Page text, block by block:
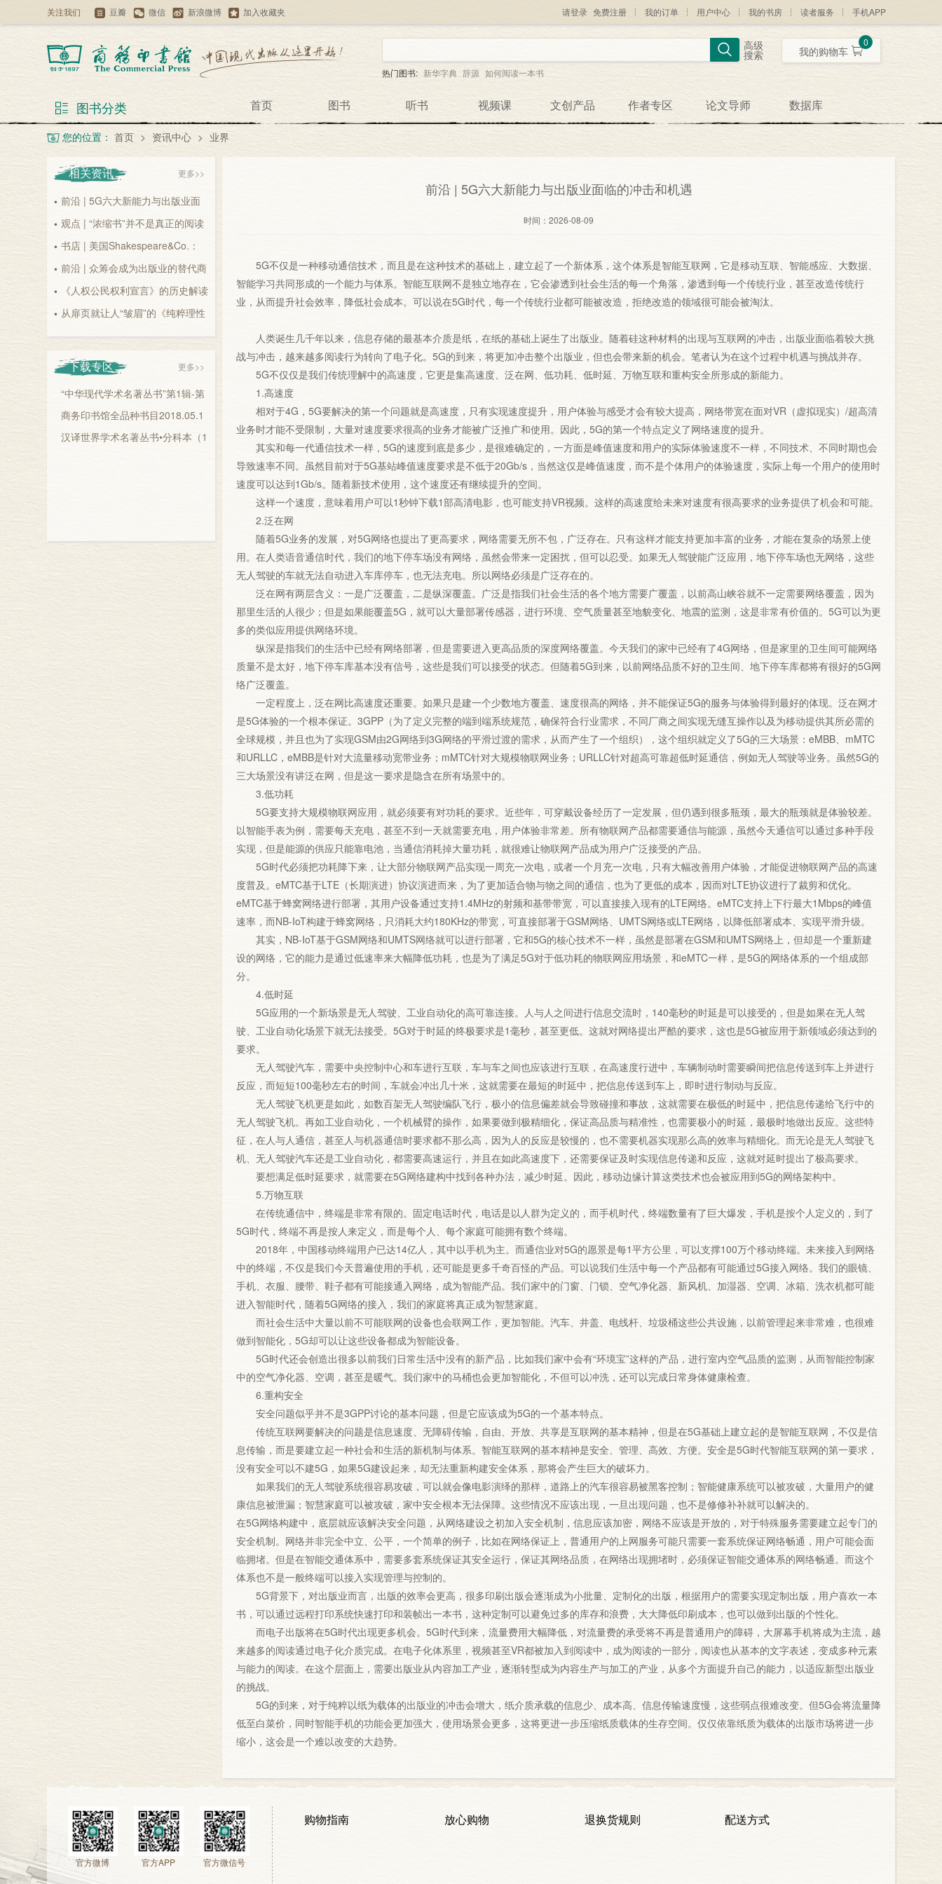
关注我们 豆瓣 微信 新浪微博 加入收藏夹 请登录 免费注册 我的订单 用户中心 我的书房 读者服务 手机APP
高级
搜索
热门图书: 新华字典 辞源 如何阅读一本书
我的购物车
0
图书分类 首页 图书 听书 视频课 文创产品 作者专区 论文导师 数据库
您的位置： 首页 > 资讯中心 > 业界
前沿 | 5G六大新能力与出版业面临的冲击和机遇
时间： 2026-08-09
5G不仅是一种移动通信技术，而且是在这种技术的基础上，建立起了一个新体系，这个体系是智能互联网，它是移动互联、智能感应、大数据、
智能学习共同形成的一个能力与体系。智能互联网不是独立地存在，它会渗透到社会生活的每一个角落，渗透到每一个传统行业，甚至改造传统行
业，从而提升社会效率，降低社会成本。可以说在5G时代，每一个传统行业都可能被改造，拒绝改造的领域很可能会被淘汰。
人类诞生几千年以来，信息存储的最基本介质是纸，在纸的基础上诞生了出版业。随着硅这种材料的出现与互联网的冲击，出版业面临着较大挑
战与冲击，越来越多阅读行为转向了电子化。5G的到来，将更加冲击整个出版业，但也会带来新的机会。笔者认为在这个过程中机遇与挑战并存。
5G不仅仅是我们传统理解中的高速度，它更是集高速度、泛在网、低功耗、低时延、万物互联和重构安全所形成的新能力。
1.高速度
相对于4G，5G要解决的第一个问题就是高速度，只有实现速度提升，用户体验与感受才会有较大提高，网络带宽在面对VR（虚拟现实）/超高清
业务时才能不受限制，大量对速度要求很高的业务才能被广泛推广和使用。因此，5G的第一个特点定义了网络速度的提升。
其实和每一代通信技术一样，5G的速度到底是多少，是很难确定的，一方面是峰值速度和用户的实际体验速度不一样，不同技术、不同时期也会
导致速率不同。虽然目前对于5G基站峰值速度要求是不低于20Gb/s，当然这仅是峰值速度，而不是个体用户的体验速度，实际上每一个用户的使用时
速度可以达到1Gb/s。随着新技术使用，这个速度还有继续提升的空间。
这样一个速度，意味着用户可以1秒钟下载1部高清电影，也可能支持VR视频。这样的高速度给未来对速度有很高要求的业务提供了机会和可能。
2.泛在网
随着5G业务的发展，对5G网络也提出了更高要求，网络需要无所不包，广泛存在。只有这样才能支持更加丰富的业务，才能在复杂的场景上使
用。在人类语音通信时代，我们的地下停车场没有网络，虽然会带来一定困扰，但可以忍受。如果无人驾驶能广泛应用，地下停车场也无网络，这些
无人驾驶的车就无法自动进入车库停车，也无法充电。所以网络必须是广泛存在的。
泛在网有两层含义：一是广泛覆盖，二是纵深覆盖。广泛是指我们社会生活的各个地方需要广覆盖，以前高山峡谷就不一定需要网络覆盖，因为
那里生活的人很少；但是如果能覆盖5G，就可以大量部署传感器，进行环境、空气质量甚至地貌变化、地震的监测，这是非常有价值的。5G可以为更
多的类似应用提供网络环境。
纵深是指我们的生活中已经有网络部署，但是需要进入更高品质的深度网络覆盖。今天我们的家中已经有了4G网络，但是家里的卫生间可能网络
质量不是太好，地下停车库基本没有信号，这些是我们可以接受的状态。但随着5G到来，以前网络品质不好的卫生间、地下停车库都将有很好的5G网
络广泛覆盖。
一定程度上，泛在网比高速度还重要。如果只是建一个少数地方覆盖、速度很高的网络，并不能保证5G的服务与体验得到最好的体现。泛在网才
是5G体验的一个根本保证。3GPP（为了定义完整的端到端系统规范，确保符合行业需求，不同厂商之间实现无缝互操作以及为移动提供其所必需的
全球规模，并且也为了实现GSM由2G网络到3G网络的平滑过渡的需求，从而产生了一个组织），这个组织就定义了5G的三大场景：eMBB、mMTC
和URLLC，eMBB是针对大流量移动宽带业务；mMTC针对大规模物联网业务；URLLC针对超高可靠超低时延通信，例如无人驾驶等业务。虽然5G的
三大场景没有讲泛在网，但是这一要求是隐含在所有场景中的。
3.低功耗
5G要支持大规模物联网应用，就必须要有对功耗的要求。近些年，可穿戴设备经历了一定发展，但仍遇到很多瓶颈，最大的瓶颈就是体验较差。
以智能手表为例，需要每天充电，甚至不到一天就需要充电，用户体验非常差。所有物联网产品都需要通信与能源，虽然今天通信可以通过多种手段
实现，但是能源的供应只能靠电池，当通信消耗掉大量功耗，就很难让物联网产品成为用户广泛接受的产品。
5G时代必须把功耗降下来，让大部分物联网产品实现一周充一次电，或者一个月充一次电，只有大幅改善用户体验，才能促进物联网产品的高速
度普及。eMTC基于LTE（长期演进）协议演进而来，为了更加适合物与物之间的通信，也为了更低的成本，因而对LTE协议进行了裁剪和优化。
eMTC基于蜂窝网络进行部署，其用户设备通过支持1.4MHz的射频和基带带宽，可以直接接入现有的LTE网络。eMTC支持上下行最大1Mbps的峰值
速率，而NB-IoT构建于蜂窝网络，只消耗大约180KHz的带宽，可直接部署于GSM网络、UMTS网络或LTE网络，以降低部署成本、实现平滑升级。
其实，NB-IoT基于GSM网络和UMTS网络就可以进行部署，它和5G的核心技术不一样，虽然是部署在GSM和UMTS网络上，但却是一个重新建
设的网络，它的能力是通过低速率来大幅降低功耗，也是为了满足5G对于低功耗的物联网应用场景，和eMTC一样，是5G的网络体系的一个组成部
分。
4.低时延
5G应用的一个新场景是无人驾驶、工业自动化的高可靠连接。人与人之间进行信息交流时，140毫秒的时延是可以接受的，但是如果在无人驾
驶、工业自动化场景下就无法接受。5G对于时延的终极要求是1毫秒，甚至更低。这就对网络提出严酷的要求，这也是5G被应用于新领域必须达到的
要求。
无人驾驶汽车，需要中央控制中心和车进行互联，车与车之间也应该进行互联，在高速度行进中，车辆制动时需要瞬间把信息传送到车上并进行
反应，而短短100毫秒左右的时间，车就会冲出几十米，这就需要在最短的时延中，把信息传送到车上，即时进行制动与反应。
无人驾驶飞机更是如此，如数百架无人驾驶编队飞行，极小的信息偏差就会导致碰撞和事故，这就需要在极低的时延中，把信息传递给飞行中的
无人驾驶飞机。再如工业自动化，一个机械臂的操作，如果要做到极精细化，保证高品质与精准性，也需要极小的时延，最极时地做出反应。这些特
征，在人与人通信，甚至人与机器通信时要求都不那么高，因为人的反应是较慢的，也不需要机器实现那么高的效率与精细化。而无论是无人驾驶飞
机、无人驾驶汽车还是工业自动化，都需要高速运行，并且在如此高速度下，还需要保证及时实现信息传递和反应，这就对延时提出了极高要求。
要想满足低时延要求，就需要在5G网络建构中找到各种办法，减少时延。因此，移动边缘计算这类技术也会被应用到5G的网络架构中。
5.万物互联
在传统通信中，终端是非常有限的。固定电话时代，电话是以人群为定义的，而手机时代，终端数量有了巨大爆发，手机是按个人定义的，到了
5G时代，终端不再是按人来定义，而是每个人、每个家庭可能拥有数个终端。
2018年，中国移动终端用户已达14亿人，其中以手机为主。而通信业对5G的愿景是每1平方公里，可以支撑100万个移动终端。未来接入到网络
中的终端，不仅是我们今天普遍使用的手机，还可能是更多千奇百怪的产品。可以说我们生活中每一个产品都有可能通过5G接入网络。我们的眼镜、
手机、衣服、腰带、鞋子都有可能接通入网络，成为智能产品。我们家中的门窗、门锁、空气净化器、新风机、加湿器、空调、冰箱、洗衣机都可能
进入智能时代，随着5G网络的接入，我们的家庭将真正成为智慧家庭。
而社会生活中大量以前不可能联网的设备也会联网工作，更加智能。汽车、井盖、电线杆、垃圾桶这些公共设施，以前管理起来非常难，也很难
做到智能化，5G却可以让这些设备都成为智能设备。
5G时代还会创造出很多以前我们日常生活中没有的新产品，比如我们家中会有“环境宝”这样的产品，进行室内空气品质的监测，从而智能控制家
中的空气净化器、空调，甚至是暖气。我们家中的马桶也会更加智能化，不但可以冲洗，还可以完成日常身体健康检查。
6.重构安全
安全问题似乎并不是3GPP讨论的基本问题，但是它应该成为5G的一个基本特点。
传统互联网要解决的问题是信息速度、无障碍传输，自由、开放、共享是互联网的基本精神，但是在5G基础上建立起的是智能互联网，不仅是信
息传输，而是要建立起一种社会和生活的新机制与体系。智能互联网的基本精神是安全、管理、高效、方便。安全是5G时代智能互联网的第一要求，
没有安全可以不建5G，如果5G建设起来，却无法重新构建安全体系，那将会产生巨大的破坏力。
如果我们的无人驾驶系统很容易攻破，可以就会像电影演绎的那样，道路上的汽车很容易被黑客控制；智能健康系统可以被攻破，大量用户的健
康信息被泄漏；智慧家庭可以被攻破，家中安全根本无法保障。这些情况不应该出现，一旦出现问题，也不是修修补补就可以解决的。
在5G网络构建中，底层就应该解决安全问题，从网络建设之初加入安全机制，信息应该加密，网络不应该是开放的，对于特殊服务需要建立起专门的
安全机制。网络并非完全中立、公平，一个简单的例子，比如在网络保证上，普通用户的上网服务可能只需要一套系统保证网络畅通，用户可能会面
临拥堵。但是在智能交通体系中，需要多套系统保证其安全运行，保证其网络品质，在网络出现拥堵时，必须保证智能交通体系的网络畅通。而这个
体系也不是一般终端可以接入实现管理与控制的。
5G背景下，对出版业而言，出版的效率会更高，很多印刷出版会逐渐成为小批量、定制化的出版，根据用户的需要实现定制出版，用户喜欢一本
书，可以通过远程打印系统快速打印和装帧出一本书，这种定制可以避免过多的库存和浪费，大大降低印刷成本，也可以做到出版的个性化。
而电子出版将在5G时代出现更多机会。5G时代到来，流量费用大幅降低，对流量费的承受将不再是普通用户的障碍，大屏幕手机将成为主流，越
来越多的阅读通过电子化介质完成。在电子化体系里，视频甚至VR都被加入到阅读中，成为阅读的一部分，阅读也从基本的文字表述，变成多种元素
与能力的阅读。在这个层面上，需要出版业从内容加工产业，逐渐转型成为内容生产与加工的产业，从多个方面提升自己的能力，以适应新型出版业
的挑战。
5G的到来，对于纯粹以纸为载体的出版业的冲击会增大，纸介质承载的信息少、成本高、信息传输速度慢，这些弱点很难改变。但5G会将流量降
低至白菜价，同时智能手机的功能会更加强大，使用场景会更多，这将更进一步压缩纸质载体的生存空间。仅仅依靠纸质为载体的出版市场将进一步
缩小，这会是一个难以改变的大趋势。
相关资讯 更多>>
• 前沿 | 5G六大新能力与出版业面
临的冲击和机遇
2026-08-09
• 观点 | “浓缩书”并不是真正的阅读
2026-08-09
• 书店 | 美国Shakespeare&Co.：
因为...
2026-08-09
• 前沿 | 众筹会成为出版业的替代商
业模式吗？
2026-08-09
• 《人权公民权利宣言》的历史解读
2026-08-09
• 从扉页就让人“皱眉”的《纯粹理性
批判》？
2026-08-09
下载专区 更多>>
“中华现代学术名著丛书”第1辑-第
6辑书目
商务印书馆全品种书目2018.05.1
0
汉译世界学术名著丛书•分科本（1
官方微博 官方APP 官方微信号
购物指南 放心购物 退换货规则 配送方式